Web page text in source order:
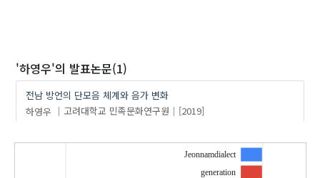
'하영우'의 발표논문(1)
전남 방언의 단모음 체계와 음가 변화
하영우
고려대학교 민족문화연구원 [2019]
Jeonnamdialect
generation